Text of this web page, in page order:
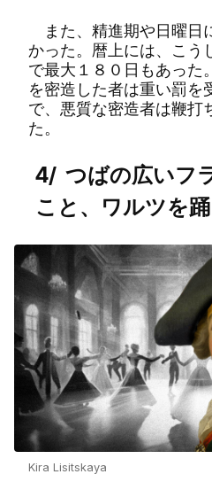
また、精進期や日曜日
かった。暦上には、こう
で最大１８０日もあった
を密造した者は重い罰を
で、悪質な密造者は鞭打
た。
4/ つばの広いフ
こと、ワルツを
Kira Lisitskaya